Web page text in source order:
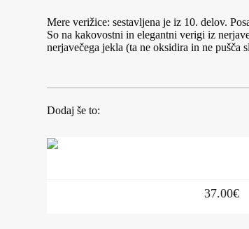
Mere verižice: sestavljena je iz 10. delov.
So na kakovostni in elegantni verigi iz
nerjavečega jekla (ta ne oksidira in ne pušča
Dodaj še to:
37.00€